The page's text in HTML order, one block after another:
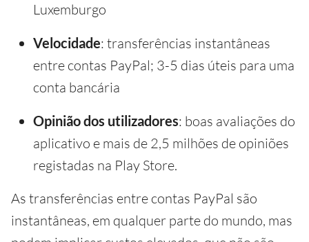
Luxemburgo
Velocidade: transferências instantâneas
entre contas PayPal; 3-5 dias úteis para uma
conta bancária
Opinião dos utilizadores: boas avaliações do
aplicativo e mais de 2,5 milhões de opiniões
registadas na Play Store.
As transferências entre contas PayPal são
instantâneas, em qualquer parte do mundo, mas